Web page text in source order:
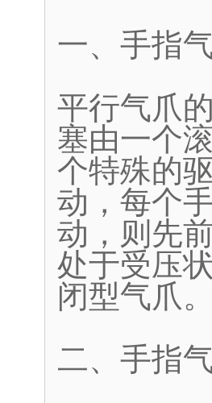
一、手指
平行气爪
塞由一个
个特殊的
动，每个
动，则先
处于受压
闭型气爪
二、手指